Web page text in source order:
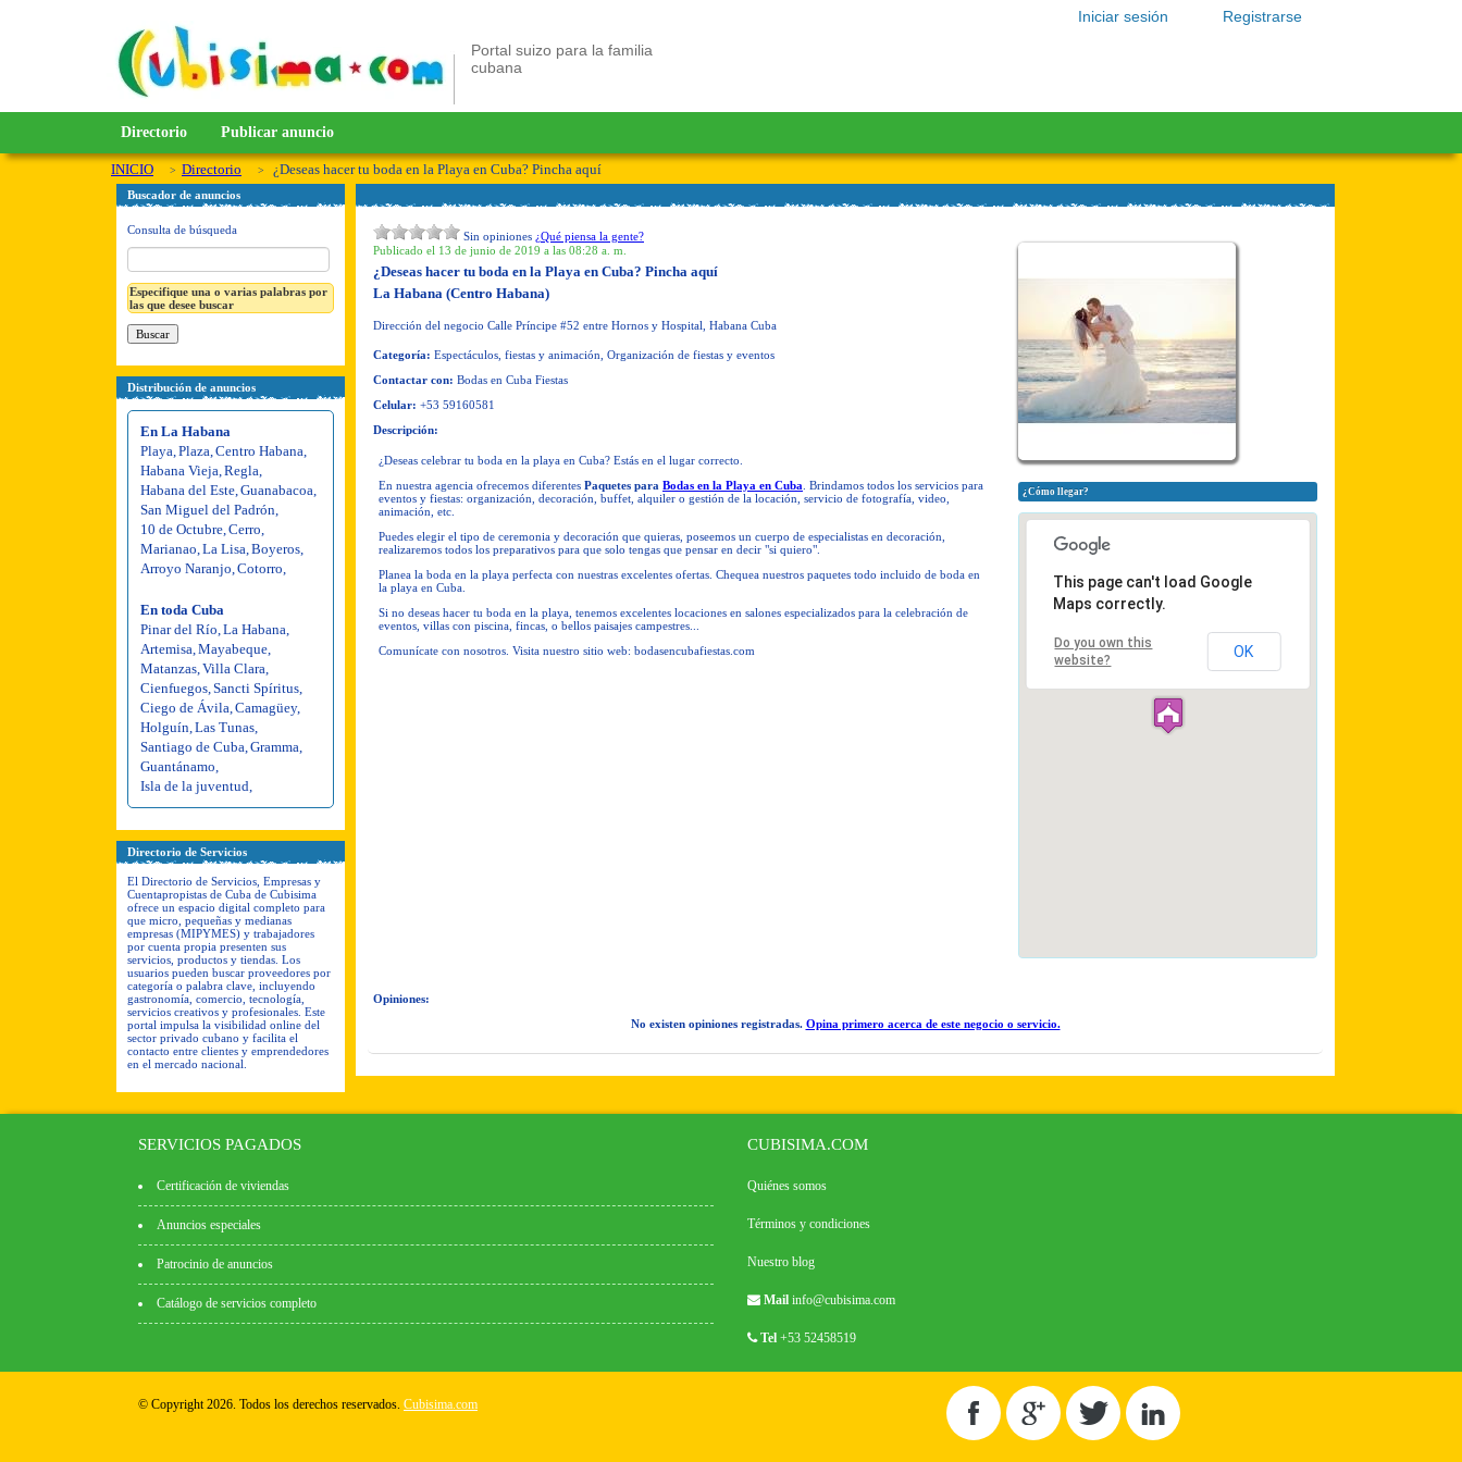
Registrarse
Iniciar sesión
Portal suizo para la familia
cubana
Directorio Publicar anuncio
INICIO Directorio ¿Deseas hacer tu boda en la Playa en Cuba? Pincha aquí
Buscador de anuncios
Consulta de búsqueda
Especifique una o varias palabras por
las que desee buscar
Distribución de anuncios
En La Habana
Playa Plaza Centro Habana
Habana Vieja Regla
Habana del Este Guanabacoa
San Miguel del Padrón
10 de Octubre Cerro
Marianao La Lisa Boyeros
Arroyo Naranjo Cotorro
En toda Cuba
Pinar del Río La Habana
Artemisa Mayabeque
Matanzas Villa Clara
Cienfuegos Sancti Spíritus
Ciego de Ávila Camagüey,
Holguín Las Tunas
Santiago de Cuba Gramma
Guantánamo
Isla de la juventud
Directorio de Servicios
El Directorio de Servicios, Empresas y
Cuentapropistas de Cuba de Cubisima
ofrece un espacio digital completo para
que micro, pequeñas y medianas
empresas (MIPYMES) y trabajadores
por cuenta propia presenten sus
servicios, productos y tiendas. Los
usuarios pueden buscar proveedores por
categoría o palabra clave, incluyendo
gastronomía, comercio, tecnología,
servicios creativos y profesionales. Este
portal impulsa la visibilidad online del
sector privado cubano y facilita el
contacto entre clientes y emprendedores
en el mercado nacional.
Sin opiniones ¿Qué piensa la gente?
Publicado el 13 de junio de 2019 a las 08:28 a. m.
¿Deseas hacer tu boda en la Playa en Cuba? Pincha aquí
La Habana (Centro Habana)
Dirección del negocio Calle Príncipe #52 entre Hornos y Hospital, Habana Cuba
Categoría: Espectáculos, fiestas y animación, Organización de fiestas y eventos
Contactar con: Bodas en Cuba Fiestas
Celular: +53 59160581
Descripción:
¿Deseas celebrar tu boda en la playa en Cuba? Estás en el lugar correcto.
En nuestra agencia ofrecemos diferentes Paquetes para Bodas en la Playa en Cuba . Brindamos todos los servicios para
eventos y fiestas: organización, decoración, buffet, alquiler o gestión de la locación, servicio de fotografía, video,
animación, etc.
Puedes elegir el tipo de ceremonia y decoración que quieras, poseemos un cuerpo de especialistas en decoración,
realizaremos todos los preparativos para que solo tengas que pensar en decir "si quiero".
Planea la boda en la playa perfecta con nuestras excelentes ofertas. Chequea nuestros paquetes todo incluido de boda en
la playa en Cuba.
Si no deseas hacer tu boda en la playa, tenemos excelentes locaciones en salones especializados para la celebración de
eventos, villas con piscina, fincas, o bellos paisajes campestres...
Comunícate con nosotros. Visita nuestro sitio web: bodasencubafiestas.com
¿Cómo llegar?
This page can't load Google
Maps correctly.
Do you own this
website?
OK
Opiniones:
No existen opiniones registradas. Opina primero acerca de este negocio o servicio.
SERVICIOS PAGADOS
Certificación de viviendas
Anuncios especiales
Patrocinio de anuncios
Catálogo de servicios completo
CUBISIMA.COM
Quiénes somos
Términos y condiciones
Nuestro blog
Mail info@cubisima.com
Tel +53 52458519
© Copyright 2026. Todos los derechos reservados. Cubisima.com